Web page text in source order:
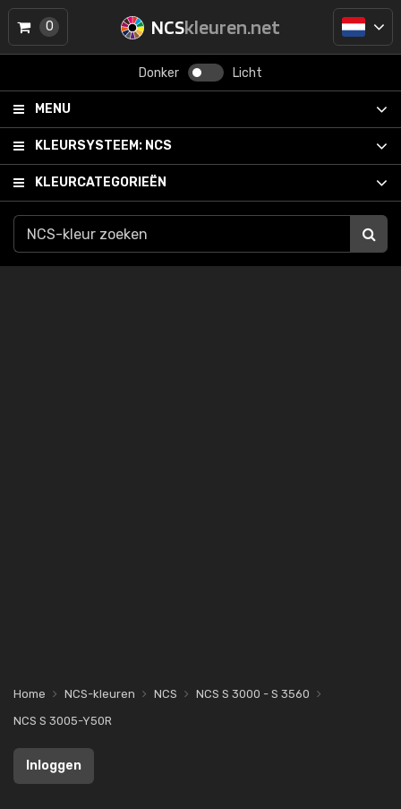
NCSkleuren.net
Donker Licht
MENU
KLEURSYSTEEM: NCS
KLEURCATEGORIEËN
0
Home NCS-kleuren NCS
NCS S 3000 - S 3560
NCS S 3005-Y50R
Inloggen